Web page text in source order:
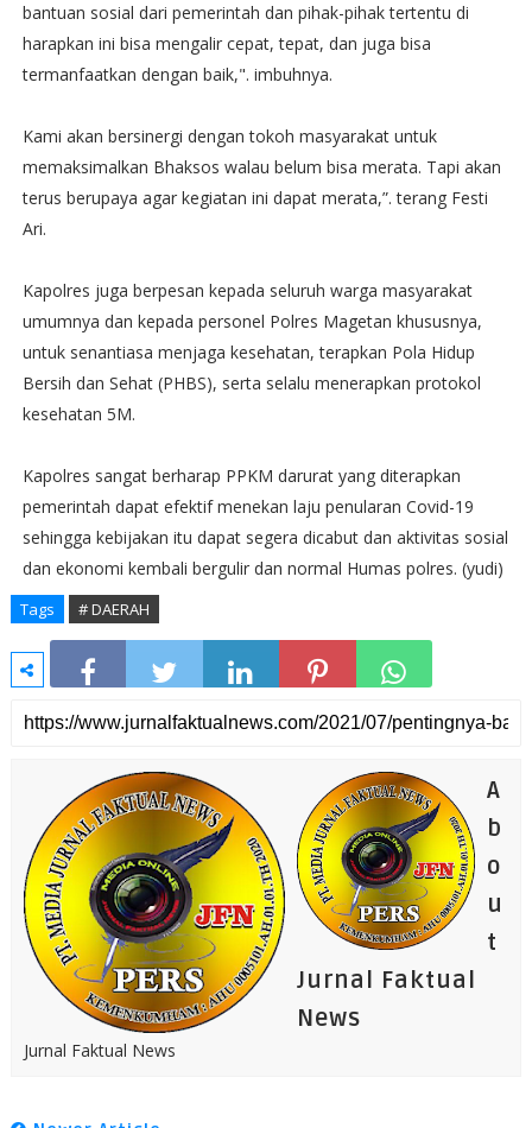
bantuan sosial dari pemerintah dan pihak-pihak tertentu di
harapkan ini bisa mengalir cepat, tepat, dan juga bisa
termanfaatkan dengan baik,". imbuhnya.
Kami akan bersinergi dengan tokoh masyarakat untuk
memaksimalkan Bhaksos walau belum bisa merata. Tapi akan
terus berupaya agar kegiatan ini dapat merata,”. terang Festi
Ari.
Kapolres juga berpesan kepada seluruh warga masyarakat
umumnya dan kepada personel Polres Magetan khususnya,
untuk senantiasa menjaga kesehatan, terapkan Pola Hidup
Bersih dan Sehat (PHBS), serta selalu menerapkan protokol
kesehatan 5M.
Kapolres sangat berharap PPKM darurat yang diterapkan
pemerintah dapat efektif menekan laju penularan Covid-19
sehingga kebijakan itu dapat segera dicabut dan aktivitas sosial
dan ekonomi kembali bergulir dan normal Humas polres. (yudi)
Tags # DAERAH
A
b
o
u
t
Jurnal Faktual
News
Jurnal Faktual News